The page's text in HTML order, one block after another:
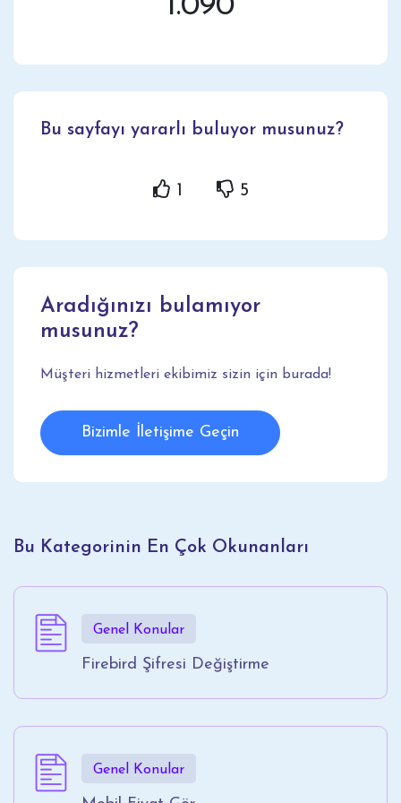
1.090
Bu sayfayı yararlı buluyor musunuz?
1 5
Aradığınızı bulamıyor
musunuz?
Müşteri hizmetleri ekibimiz sizin için burada!
Bizimle İletişime Geçin
Bu Kategorinin En Çok Okunanları
Genel Konular
Firebird Şifresi Değiştirme
Genel Konular